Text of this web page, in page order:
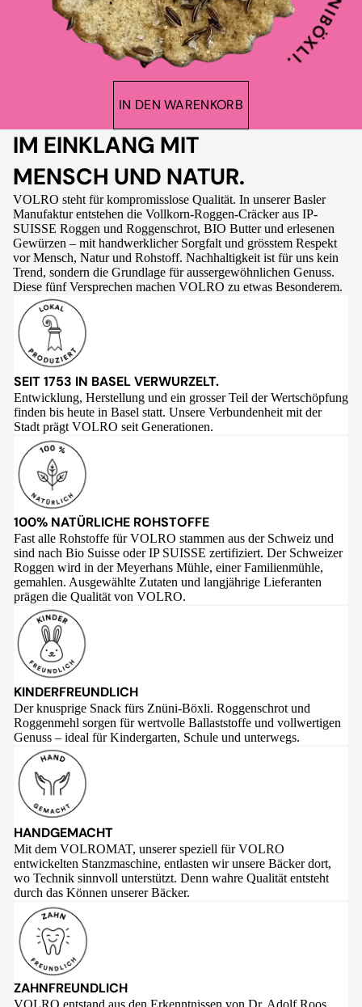
IN DEN WARENKORB
IM EINKLANG MIT
MENSCH UND NATUR.
VOLRO steht für kompromisslose Qualität. In unserer Basler
Manufaktur entstehen die Vollkorn-Roggen-Cräcker aus IP-
SUISSE Roggen und Roggenschrot, BIO Butter und erlesenen
Gewürzen – mit handwerklicher Sorgfalt und grösstem Respekt
vor Mensch, Natur und Rohstoff. Nachhaltigkeit ist für uns kein
Trend, sondern die Grundlage für aussergewöhnlichen Genuss.
Diese fünf Versprechen machen VOLRO zu etwas Besonderem.
SEIT 1753 IN BASEL VERWURZELT.
Entwicklung, Herstellung und ein grosser Teil der Wertschöpfung
finden bis heute in Basel statt. Unsere Verbundenheit mit der
Stadt prägt VOLRO seit Generationen.
100% NATÜRLICHE ROHSTOFFE
Fast alle Rohstoffe für VOLRO stammen aus der Schweiz und
sind nach Bio Suisse oder IP SUISSE zertifiziert. Der Schweizer
Roggen wird in der Meyerhans Mühle, einer Familienmühle,
gemahlen. Ausgewählte Zutaten und langjährige Lieferanten
prägen die Qualität von VOLRO.
KINDERFREUNDLICH
Der knusprige Snack fürs Znüni-Böxli. Roggenschrot und
Roggenmehl sorgen für wertvolle Ballaststoffe und vollwertigen
Genuss – ideal für Kindergarten, Schule und unterwegs.
HANDGEMACHT
Mit dem VOLROMAT, unserer speziell für VOLRO
entwickelten Stanzmaschine, entlasten wir unsere Bäcker dort,
wo Technik sinnvoll unterstützt. Denn wahre Qualität entsteht
durch das Können unserer Bäcker.
ZAHNFREUNDLICH
VOLRO entstand aus den Erkenntnissen von Dr. Adolf Roos,